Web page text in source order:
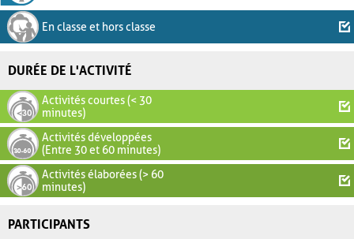
En classe et hors classe
DURÉE DE L'ACTIVITÉ
Activités courtes (< 30
minutes)
Activités développées
(Entre 30 et 60 minutes)
Activités élaborées (> 60
minutes)
PARTICIPANTS